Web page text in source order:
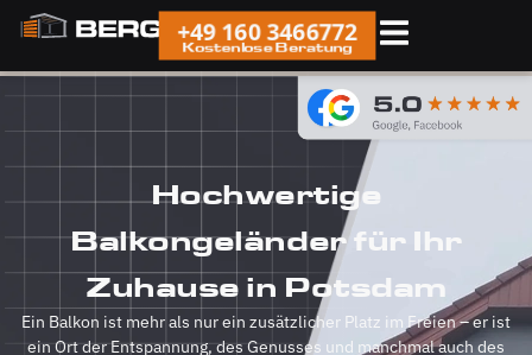
+49 160 3466772
Kostenlose Beratung
Hochwertige
Balkongeländer für Ihr
Zuhause in Potsdam
Ein Balkon ist mehr als nur ein zusätzlicher Platz im Freien – er ist
ein Ort der Entspannung, des Genusses und manchmal auch des